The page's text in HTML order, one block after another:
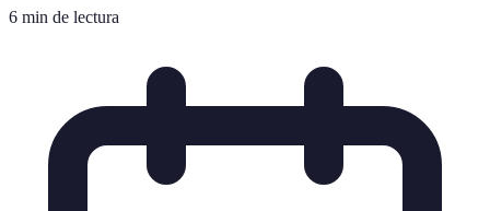
6 min de lectura